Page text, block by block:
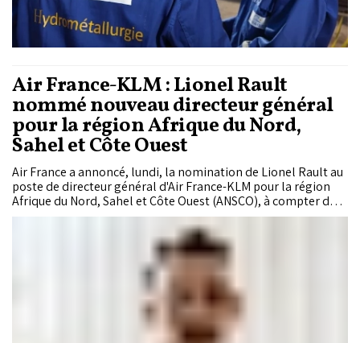
Air France-KLM : Lionel Rault
nommé nouveau directeur général
pour la région Afrique du Nord,
Sahel et Côte Ouest
Air France a annoncé, lundi, la nomination de Lionel Rault au
poste de directeur général d'Air France-KLM pour la région
Afrique du Nord, Sahel et Côte Ouest (ANSCO), à compter du
1er août 2026.